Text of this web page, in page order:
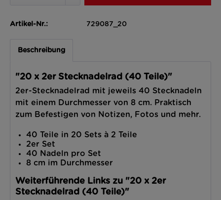
Artikel-Nr.: 729087_20
Beschreibung
"20 x 2er Stecknadelrad (40 Teile)"
2er-Stecknadelrad mit jeweils 40 Stecknadeln
mit einem Durchmesser von 8 cm. Praktisch
zum Befestigen von Notizen, Fotos und mehr.
40 Teile in 20 Sets à 2 Teile
2er Set
40 Nadeln pro Set
8 cm im Durchmesser
Weiterführende Links zu "20 x 2er
Stecknadelrad (40 Teile)"